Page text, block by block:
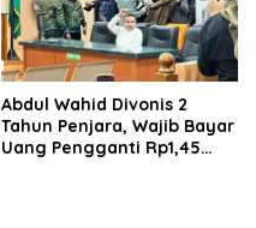
‎‎Abdul Wahid Divonis 2
Tahun Penjara, Wajib Bayar
Uang Pengganti Rp1,45